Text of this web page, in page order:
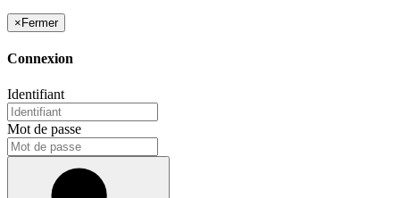
× Fermer
Connexion
Identifiant
Mot de passe